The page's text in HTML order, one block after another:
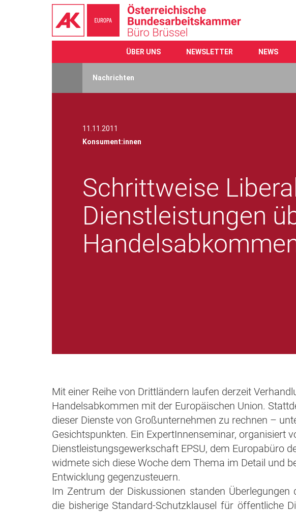
ÜBER UNS NEWSLETTER NEWS
Nachrichten
11.11.2011
Konsument:innen
Schrittweise
Dienstleistungen
Mit einer Reihe von Drittländern laufen derzeit
Handelsabkommen mit der Europäischen Union.
dieser Dienste von Großunternehmen zu rechnen –
Gesichtspunkten. Ein ExpertInnenseminar, organisiert
Dienstleistungsgewerkschaft EPSU, dem Europabüro
widmete sich diese Woche dem Thema im Detail und
Entwicklung gegenzusteuern.
Im Zentrum der Diskussionen standen Überlegungen
die bisherige Standard-Schutzklausel für öffentliche